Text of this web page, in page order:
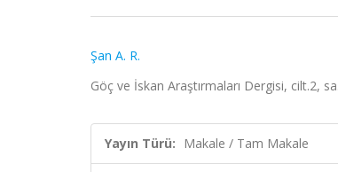
Şan A. R.
Göç ve İskan Araştırmaları Dergisi, cilt.2,
Yayın Türü: Makale / Tam Makale